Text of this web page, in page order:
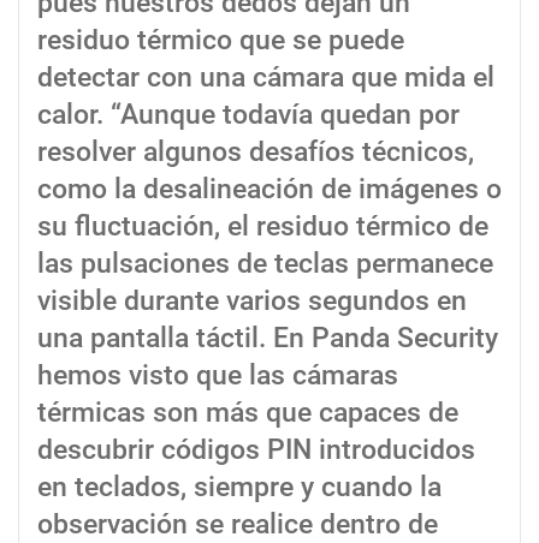
residuo térmico que se puede
detectar con una cámara que mida el
calor. “Aunque todavía quedan por
resolver algunos desafíos técnicos,
como la desalineación de imágenes o
su fluctuación, el residuo térmico de
las pulsaciones de teclas permanece
visible durante varios segundos en
una pantalla táctil. En Panda Security
hemos visto que las cámaras
térmicas son más que capaces de
descubrir códigos PIN introducidos
en teclados, siempre y cuando la
observación se realice dentro de